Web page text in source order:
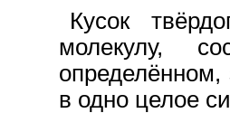
Кусок
молекулу,
в одно целое